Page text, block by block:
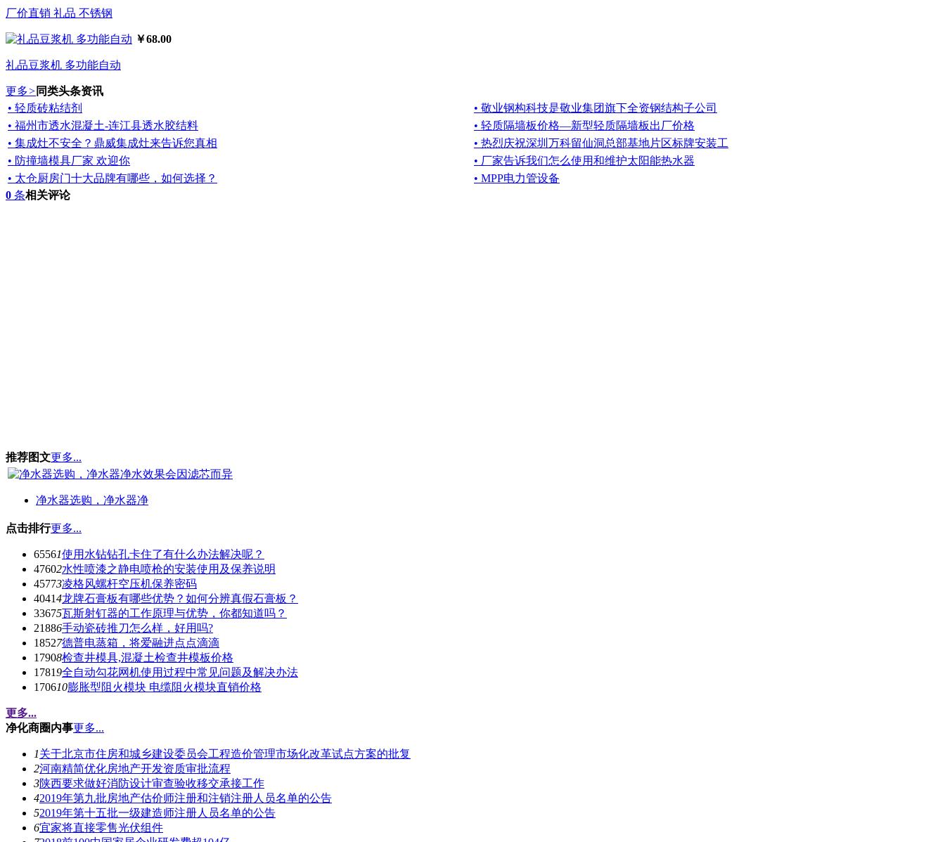
厂价直销 礼品 不锈钢
￥68.00
礼品豆浆机 多功能自动
更多> 同类头条资讯
• 轻质砖粘结剂
• 敬业钢构科技是敬业集团旗下全资钢结构子公司
• 福州市透水混凝土-连江县透水胶结料
• 轻质隔墙板价格—新型轻质隔墙板出厂价格
• 集成灶不安全？鼎威集成灶来告诉您真相
• 热烈庆祝深圳万科留仙洞总部基地片区标牌安装工
• 防撞墙模具厂家 欢迎你
• 厂家告诉我们怎么使用和维护太阳能热水器
• 太仓厨房门十大品牌有哪些，如何选择？
• MPP电力管设备
0 条相关评论
推荐图文更多...
净水器选购，净水器净
点击排行更多...
65561使用水钻钻孔卡住了有什么办法解决呢？
47602水性喷漆之静电喷枪的安装使用及保养说明
45773凌格风螺杆空压机保养密码
40414龙牌石膏板有哪些优势？如何分辨真假石膏板？
33675瓦斯射钉器的工作原理与优势，你都知道吗？
21886手动瓷砖推刀怎么样，好用吗?
18527德普电蒸箱，将爱融进点点滴滴
17908检查井模具,混凝土检查井模板价格
17819全自动勾花网机使用过程中常见问题及解决办法
170610膨胀型阻火模块 电缆阻火模块直销价格
更多...
净化商圈内事更多...
1关于北京市住房和城乡建设委员会工程造价管理市场化改革试点方案的批复
2河南精简优化房地产开发资质审批流程
3陕西要求做好消防设计审查验收移交承接工作
42019年第九批房地产估价师注册和注销注册人员名单的公告
52019年第十五批一级建造师注册人员名单的公告
6宜家将直接零售光伏组件